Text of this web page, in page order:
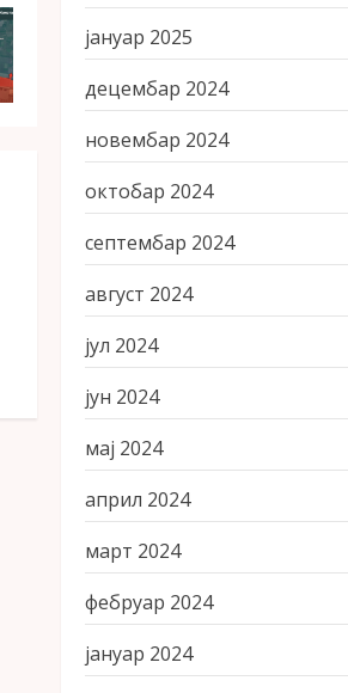
јануар 2025
децембар 2024
новембар 2024
октобар 2024
септембар 2024
август 2024
јул 2024
јун 2024
мај 2024
април 2024
март 2024
фебруар 2024
јануар 2024